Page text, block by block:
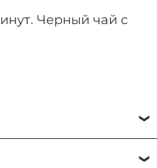
Черный чай с